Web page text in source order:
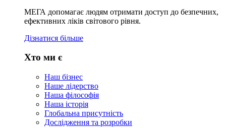
МЕГА допомагає людям отримати доступ до безпечних,
ефективних ліків світового рівня.
Дізнатися більше
Хто ми є
Наш бізнес
Наше лідерство
Наша філософія
Наша історія
Глобальна присутність
Дослідження та розробки